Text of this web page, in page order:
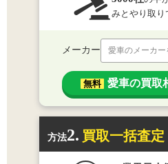
みとやり取り
メーカー 愛車のメーカー
無料 愛車の買取
方法2. 買取一括査定